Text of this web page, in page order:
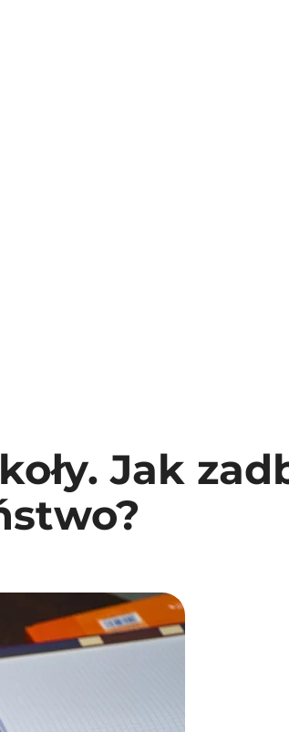
Jak